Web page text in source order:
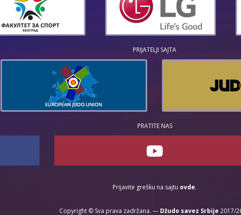
PRIJATELJI SAJTA
PRATITE NAS
Prijavite grešku na sajtu ovde.
Copyright © Sva prava zadržana. — Džudo savez Srbije 2017/